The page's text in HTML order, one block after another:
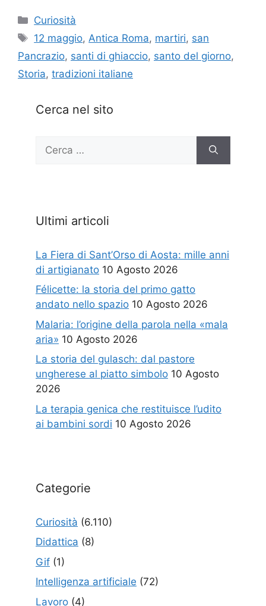
Categorie
Curiosità
Tag
12 maggio, Antica Roma, martiri, san
Pancrazio, santi di ghiaccio, santo del giorno,
Storia, tradizioni italiane
Cerca nel sito
per:
Ultimi articoli
La Fiera di Sant’Orso di Aosta: mille anni
di artigianato 10 Agosto 2026
Félicette: la storia del primo gatto
andato nello spazio 10 Agosto 2026
Malaria: l’origine della parola nella «mala
aria» 10 Agosto 2026
La storia del gulasch: dal pastore
ungherese al piatto simbolo 10 Agosto
2026
La terapia genica che restituisce l’udito
ai bambini sordi 10 Agosto 2026
Categorie
Curiosità (6.110)
Didattica (8)
Gif (1)
Intelligenza artificiale (72)
Lavoro (4)